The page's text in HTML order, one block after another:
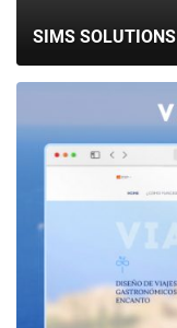
SIMS SOLUTIONS